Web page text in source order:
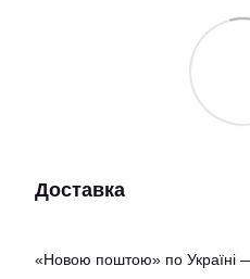
Доставка
«Новою поштою» по Україні